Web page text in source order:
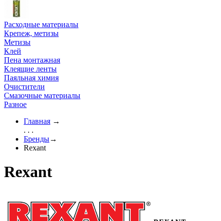
Расходные материалы
Крепеж, метизы
Метизы
Клей
Пена монтажная
Клеящие ленты
Паяльная химия
Очистители
Смазочные материалы
Разное
Главная →
. . .
Бренды→
Rexant
Rexant